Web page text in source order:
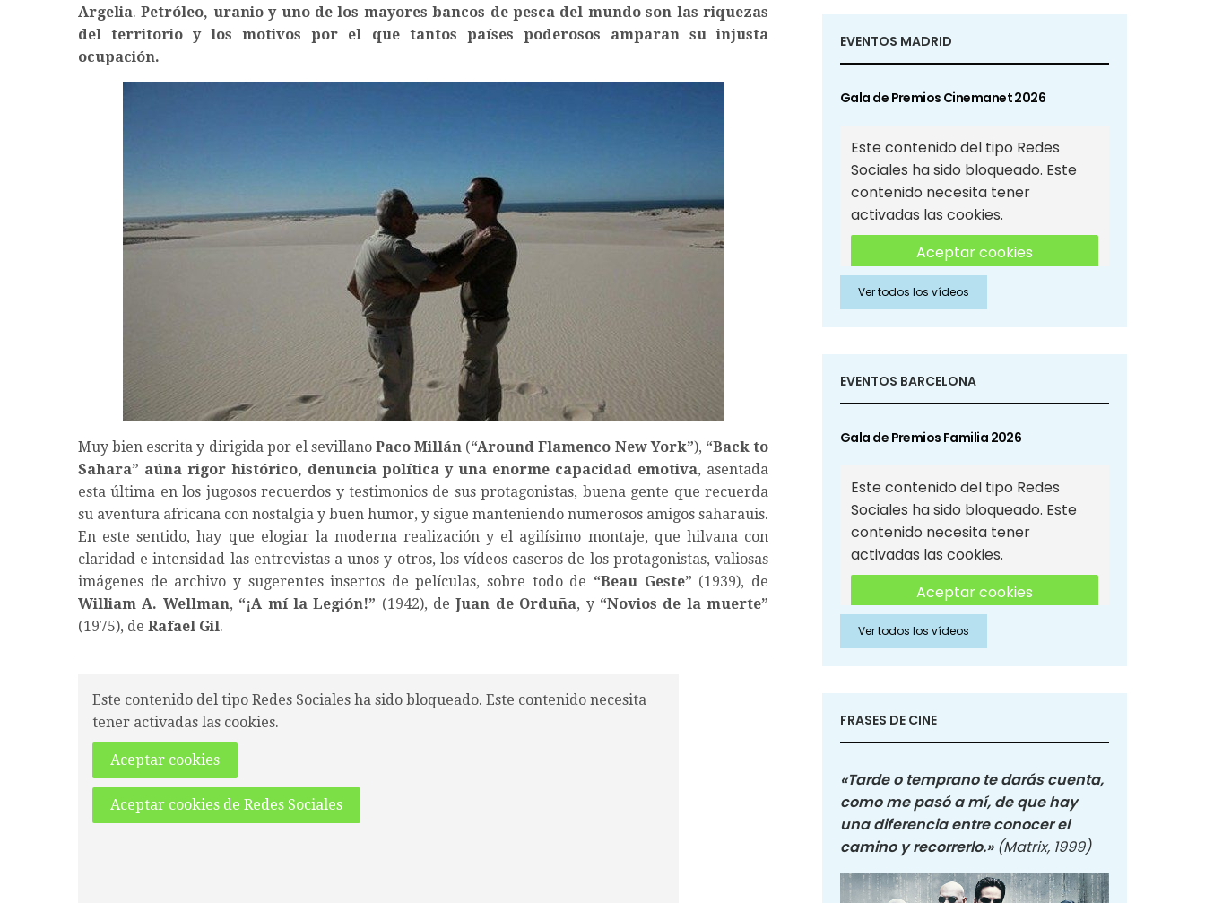
Argelia.Petróleo, uranio y uno de los mayores bancos de pesca del mundo son las riquezas
del territorio y los motivos por el que tantos países poderosos amparan su injusta
ocupación.
Muy bien escrita y dirigida por el sevillanoPaco Millán (“Around Flamenco New York”), “Back to
Sahara” aúna rigor histórico, denuncia política y una enorme capacidad emotiva, asentada
esta última en los jugosos recuerdos y testimonios de sus protagonistas, buena gente que recuerda
su aventura africana con nostalgia y buen humor, y sigue manteniendo numerosos amigos saharauis.
En este sentido, hay que elogiar la moderna realización y el agilísimo montaje, que hilvana con
claridad e intensidad las entrevistas a unos y otros, los vídeos caseros de los protagonistas, valiosas
imágenes de archivo y sugerentes insertos de películas, sobre todo de “Beau Geste” (1939), de
William A. Wellman, “¡A mí la Legión!” (1942), deJuan de Orduña, y “Novios de la muerte”
(1975), de Rafael Gil.
Este contenido del tipo Redes Sociales ha sido bloqueado. Este contenido necesita
tener activadas las cookies.
Aceptar cookies
Aceptar cookies de Redes Sociales
EVENTOS MADRID
Gala de Premios Cinemanet 2026
Este contenido del tipo Redes
Sociales ha sido bloqueado. Este
contenido necesita tener
activadas las cookies.
Aceptar cookies
Aceptar cookies de Redes
Sociales
Ver todos los vídeos
EVENTOS BARCELONA
Gala de Premios Familia 2026
Este contenido del tipo Redes
Sociales ha sido bloqueado. Este
contenido necesita tener
activadas las cookies.
Aceptar cookies
Aceptar cookies de Redes
Sociales
Ver todos los vídeos
FRASES DE CINE
«Tarde o temprano te darás cuenta,
como me pasó a mí, de que hay
una diferencia entre conocer el
camino y recorrerlo.» (Matrix, 1999)